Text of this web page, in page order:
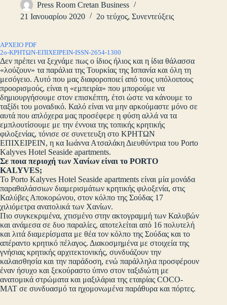
Press Room Cretan Business
21 Ιανουαρίου 2020
2ο τεύχος, Συνεντεύξεις
ΑΡΧΕΙΟ PDF
2ο-ΚΡΗΤΩΝ-ΕΠΙΧΕΙΡΕΙΝ-ISSN-2654-1300
Δεν πρέπει να ξεχνάμε πως ο ίδιος ήλιος και η ίδια θάλασσα
«λούζουν» τα παράλια της Τουρκίας της Ισπανία και όλη τη
μεσόγειο. Αυτό που μας διαφοροποιεί από τους υπόλοιπους
προορισμούς, είναι η «εμπειρία» που μπορούμε να
δημιουργήσουμε στον επισκέπτη, έτσι ώστε να κάνουμε το
ταξίδι του μοναδικό. Καλό είναι να μην αρκούμαστε μόνο σε
αυτά που απλόχερα μας προσέφερε η φύση αλλά να τα
εμπλουτίσουμε με την έννοια της τοπικής κρητικής
φιλοξενίας, τόνισε σε συνετευξη στο ΚΡΗΤΩΝ
ΕΠΙΧΕΙΡΕΙΝ, η κα Ιωάννα Ατσαλάκη Διευθύντρια του Porto
Kalyves Hotel Seaside apartments.
Σε ποια περιοχή των Χανίων είναι το PORTO
KALYVES;
Το Porto Kalyves Hotel Seaside apartments είναι μία μονάδα
παραθαλάσσιων διαμερισμάτων κρητικής φιλοξενία, στις
Καλύβες Αποκορώνου, στον κόλπο της Σούδας 17
χιλιόμετρα ανατολικά των Χανίων.
Πιο συγκεκριμένα, χτισμένο στην ακτογραμμή των Καλυβών
και ανάμεσα σε δυο παραλίες, αποτελείται από 16 πολυτελή
και λιτά διαμερίσματα με θέα τον κόλπο της Σούδας και το
απέραντο κρητικό πέλαγος. Διακοσμημένα με στοιχεία της
γνήσιας κρητικής αρχιτεκτονικής, συνδυάζουν την
καλαισθησία και την παράδοση, ενώ παράλληλα προσφέρουν
έναν ήσυχο και ξεκούραστο ύπνο στον ταξιδιώτη με
ανατομικά στρώματα και μαξιλάρια της εταιρίας COCO-
MAT σε συνδυασμό τα ηχομονωμένα παράθυρα και πόρτες.